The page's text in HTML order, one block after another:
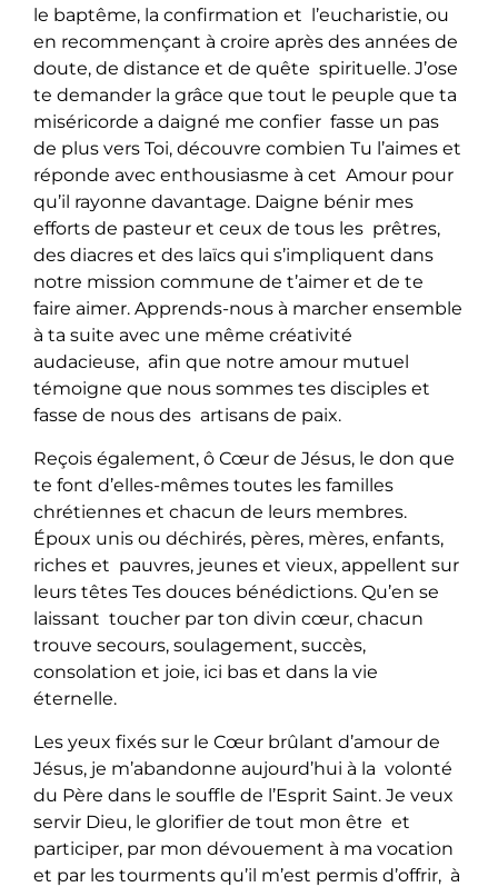
le baptême, la confirmation et l’eucharistie, ou
en recommençant à croire après des années de
doute, de distance et de quête spirituelle. J’ose
te demander la grâce que tout le peuple que ta
miséricorde a daigné me confier fasse un pas
de plus vers Toi, découvre combien Tu l’aimes et
réponde avec enthousiasme à cet Amour pour
qu’il rayonne davantage. Daigne bénir mes
efforts de pasteur et ceux de tous les prêtres,
des diacres et des laïcs qui s’impliquent dans
notre mission commune de t’aimer et de te
faire aimer. Apprends-nous à marcher ensemble
à ta suite avec une même créativité
audacieuse, afin que notre amour mutuel
témoigne que nous sommes tes disciples et
fasse de nous des artisans de paix.
Reçois également, ô Cœur de Jésus, le don que
te font d’elles-mêmes toutes les familles
chrétiennes et chacun de leurs membres.
Époux unis ou déchirés, pères, mères, enfants,
riches et pauvres, jeunes et vieux, appellent sur
leurs têtes Tes douces bénédictions. Qu’en se
laissant toucher par ton divin cœur, chacun
trouve secours, soulagement, succès,
consolation et joie, ici bas et dans la vie
éternelle.
Les yeux fixés sur le Cœur brûlant d’amour de
Jésus, je m’abandonne aujourd’hui à la volonté
du Père dans le souffle de l’Esprit Saint. Je veux
servir Dieu, le glorifier de tout mon être et
participer, par mon dévouement à ma vocation
et par les tourments qu’il m’est permis d’offrir, à